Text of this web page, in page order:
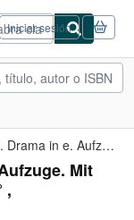
Iniciar sesión
Der Besiegte : Myst. Drama in e. Aufzuge. Mit Wappenzeichng v. ...
Mit
,